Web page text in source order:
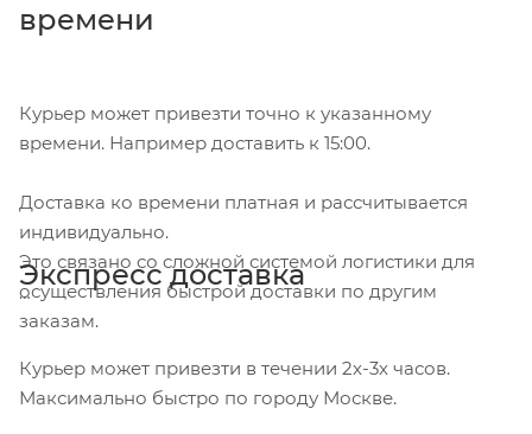
времени
Курьер может привезти точно к указанному
времени. Например доставить к 15:00.
Доставка ко времени платная и рассчитывается
индивидуально.
Это связано со сложной системой логистики для
осуществления быстрой доставки по другим
заказам.
Экспресс доставка
Курьер может привезти в течении 2х-3х часов.
Максимально быстро по городу Москве.